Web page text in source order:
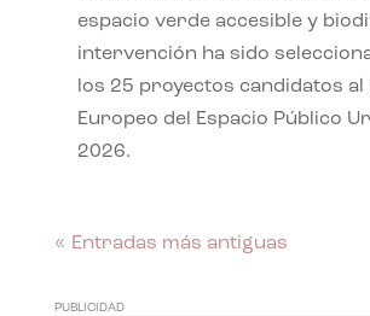
espacio verde accesible y
intervención ha sido
los 25 proyectos candidatos al
Europeo del Espacio Público
2026.
« Entradas más antiguas
PUBLICIDAD